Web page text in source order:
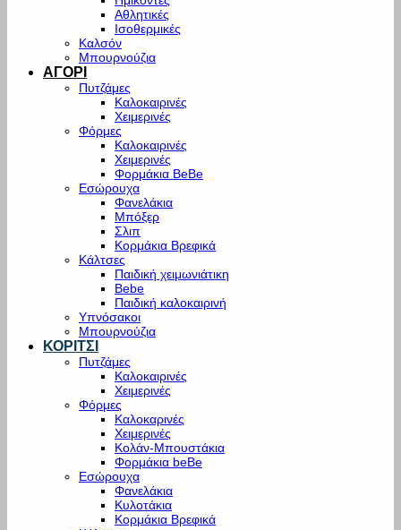
Αθλητικές
Ισοθερμικές
Καλσόν
Μπουρνούζια
ΑΓΟΡΙ
Πυτζάμες
Καλοκαιρινές
Χειμερινές
Φόρμες
Καλοκαιρινές
Χειμερινές
Φορμάκια BeBe
Εσώρουχα
Φανελάκια
Μπόξερ
Σλιπ
Κορμάκια Βρεφικά
Κάλτσες
Παιδική χειμωνιάτικη
Bebe
Παιδική καλοκαιρινή
Υπνόσακοι
Μπουρνούζια
ΚΟΡΙΤΣΙ
Πυτζάμες
Καλοκαιρινές
Χειμερινές
Φόρμες
Καλοκαρινές
Χειμερινές
Κολάν-Μπουστάκια
Φορμάκια beBe
Εσώρουχα
Φανελάκια
Κυλοτάκια
Κορμάκια Βρεφικά